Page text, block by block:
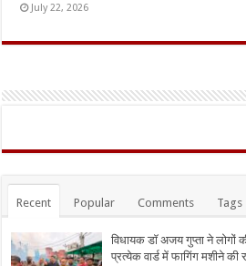
July 22, 2026
Recent Popular Comments Tags
विधायक डॉ अजय गुप्ता ने लोगों
प्रत्येक वार्ड में फागिंग मशीने की